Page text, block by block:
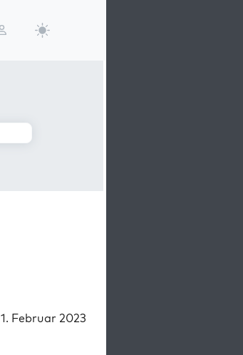
1. Februar 2023